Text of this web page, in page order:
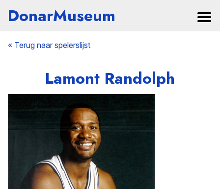
DonarMuseum
« Terug naar spelerslijst
Lamont Randolph